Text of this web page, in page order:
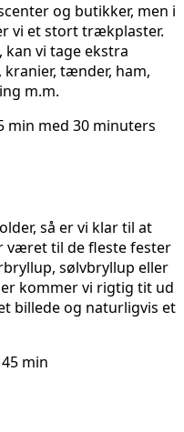
og butikker, men i
vi et stort trækplaster.
kan vi tage ekstra
tænder, ham,
m.m.
min med 30 minuters
så er vi klar til at
været til de fleste fester
sølvbryllup eller
kommer vi rigtig tit ud
billede og naturligvis et
min